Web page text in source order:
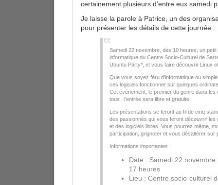
certainement plusieurs d’entre eux samedi
Je laisse la parole à Patrice, un des
pour présenter les détails de cette journée :
Samedi 22 novembre, dès 10 heures, un petit
informatique du Centre Socio-Culturel de
Ubuntu Party* , et vous faire découvrir Linux
Que vous soyez féru d’informatique ou
ces logiciels fonctionner sur quelques
Cet événement, le premier du genre dans
tous : l’entrée sera libre et gratuite.
Les présentations se feront au fil de cinq
des passionnés qui vous feront découvrir les
et des logiciels libres. Vous pourrez même,
participation, grignoter et vous désaltérer sur
Informations importantes :
Date : Samedi 22
17 heures
Lieu : Centre socio-culturel